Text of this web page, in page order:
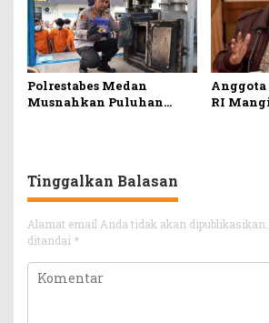
Ideologi Pancasila
Polrestabes Medan
Musnahkan Puluhan
RI
Tinggalkan Balasan
Alamat email Anda tidak akan dipublikasikan.
ditandai *